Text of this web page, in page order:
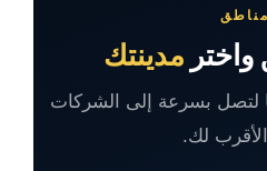
مدينتك
لتصل بسرعة إلى الشركات
لك.